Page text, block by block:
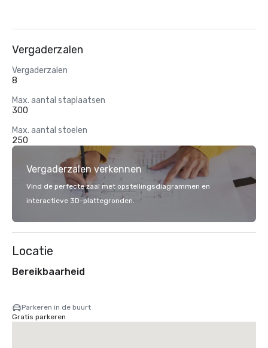
Vergaderzalen
Vergaderzalen
8
Max. aantal staplaatsen
300
Max. aantal stoelen
250
Vergaderzalen verkennen
Vind de perfecte zaal met opstellingsdiagrammen en
interactieve 3D-plattegronden.
Locatie
Bereikbaarheid
Parkeren in de buurt
Gratis parkeren